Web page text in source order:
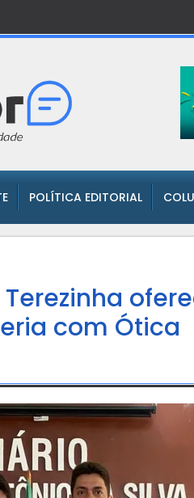
POLÍTICA EDITORIAL
com Ótica